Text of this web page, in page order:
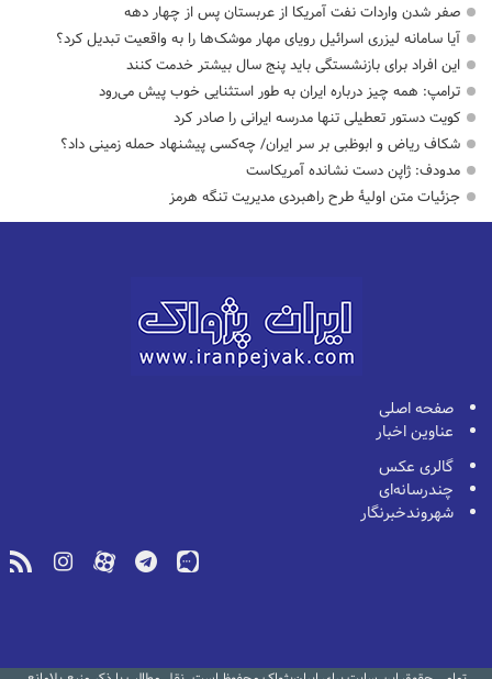
صفر شدن واردات نفت آمریکا از عربستان پس از چهار دهه
آیا سامانه لیزری اسرائیل رویای مهار موشک‌ها را به واقعیت تبدیل کرد؟
این افراد برای بازنشستگی باید پنج سال بیشتر خدمت کنند
ترامپ: همه چیز درباره ایران به طور استثنایی خوب پیش می‌رود
کویت دستور تعطیلی تنها مدرسه ایرانی را صادر کرد
شکاف ریاض و ابوظبی بر سر ایران/ چه‌کسی پیشنهاد حمله زمینی داد؟
مدودف: ژاپن دست نشانده آمریکاست
جزئیات متن اولیۀ طرح راهبردی مدیریت تنگه هرمز
صفحه اصلی
عناوین اخبار
گالری عکس
چندرسانه‌ای
شهروندخبرنگار